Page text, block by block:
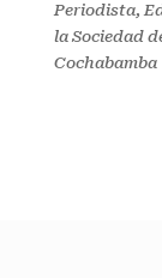
Periodista,
la Sociedad
Cochabamba